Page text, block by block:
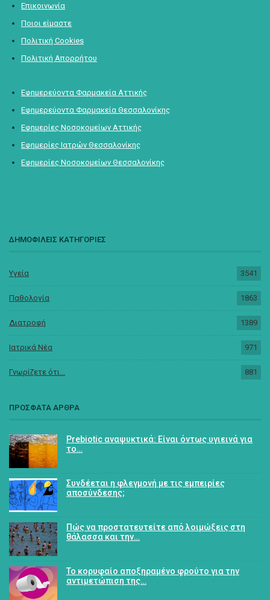
Επικοινωνία
Ποιοι είμαστε
Πολιτική Cookies
Πολιτική Απορρήτου
Εφημερεύοντα Φαρμακεία Αττικής
Εφημερεύοντα Φαρμακεία Θεσσαλονίκης
Εφημερίες Νοσοκομείων Αττικής
Εφημερίες Ιατρών Θεσσαλονίκης
Εφημερίες Νοσοκομείων Θεσσαλονίκης
ΔΗΜΟΦΙΛΕΙΣ ΚΑΤΗΓΟΡΙΕΣ
Υγεία 3541
Παθολογία 1863
Διατροφή 1389
Ιατρικά Νέα 971
Γνωρίζετε ότι... 881
ΠΡΟΣΦΑΤΑ ΑΡΘΡΑ
Prebiotic αναψυκτικά: Είναι όντως υγιεινά για
το…
Συνδέεται η φλεγμονή με τις εμπειρίες
αποσύνδεσης;
Πώς να προστατευτείτε από λοιμώξεις στη
θάλασσα και την…
Το κορυφαίο αποξηραμένο φρούτο για την
αντιμετώπιση της…